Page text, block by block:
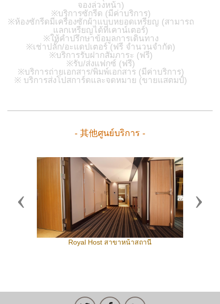
จองล่วงหน้า)
※บริการซักรีด (มีค่าบริการ)
※ห้องซักรีดมีเครื่องซักผ้าแบบหยอดเหรียญ (สามารถ
แลกเหรียญได้ที่เคาน์เตอร์)
※ให้คำปรึกษาข้อมูลการเดินทาง
※เช่าปลั๊ก/อะแดปเตอร์ (ฟรี จำนวนจำกัด)
※บริการรับฝากสัมภาระ (ฟรี)
※รับ/ส่งแฟกซ์ (ฟรี)
※บริการถ่ายเอกสาร/พิมพ์เอกสาร (มีค่าบริการ)
※ บริการส่งโปสการ์ดและจดหมาย (ขายแสตมป์)
- 其他ศูนย์บริการ -
Royal Host สาขาหน้าสถานี
Previous Next